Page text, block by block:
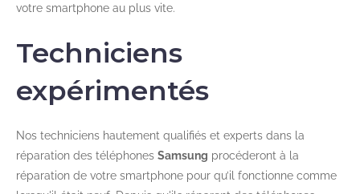
votre smartphone au plus vite.
Techniciens
expérimentés
Nos techniciens hautement qualifiés et experts dans la
réparation des téléphones Samsung procéderont à la
réparation de votre smartphone pour qu’il fonctionne comme